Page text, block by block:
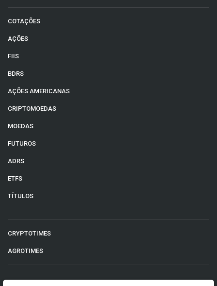
COTAÇÕES
AÇÕES
FIIS
BDRS
AÇÕES AMERICANAS
CRIPTOMOEDAS
MOEDAS
FUTUROS
ADRS
ETFS
TÍTULOS
CRYPTOTIMES
AGROTIMES